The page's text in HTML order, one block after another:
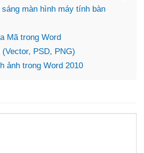
màn hình máy tính bàn
Mã trong Word
PSD, PNG)
ảnh trong Word 2010